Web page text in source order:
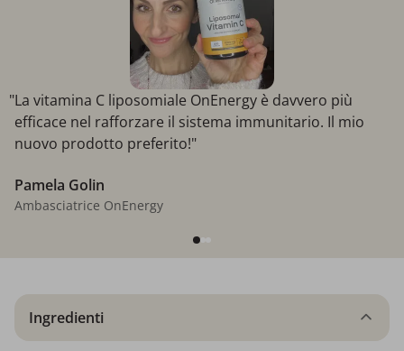
"La vitamina C liposomiale OnEnergy è davvero più
efficace nel rafforzare il sistema immunitario. Il mio
nuovo prodotto preferito!"
Pamela Golin
Ambasciatrice OnEnergy
Ingredienti